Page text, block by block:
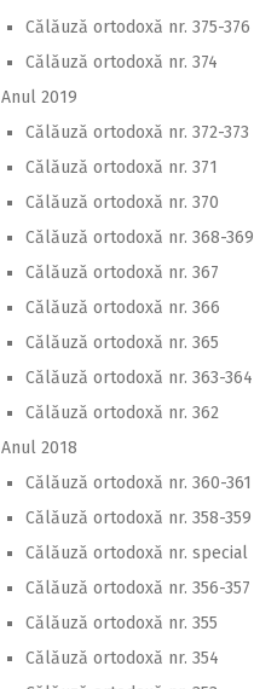
Călăuză ortodoxă nr. 375-376
Călăuză ortodoxă nr. 374
Anul 2019
Călăuză ortodoxă nr. 372-373
Călăuză ortodoxă nr. 371
Călăuză ortodoxă nr. 370
Călăuză ortodoxă nr. 368-369
Călăuză ortodoxă nr. 367
Călăuză ortodoxă nr. 366
Călăuză ortodoxă nr. 365
Călăuză ortodoxă nr. 363-364
Călăuză ortodoxă nr. 362
Anul 2018
Călăuză ortodoxă nr. 360-361
Călăuză ortodoxă nr. 358-359
Călăuză ortodoxă nr. special
Călăuză ortodoxă nr. 356-357
Călăuză ortodoxă nr. 355
Călăuză ortodoxă nr. 354